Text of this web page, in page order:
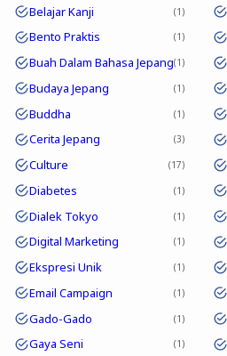
Belajar Kanji 1
Bento Praktis 1
Buah Dalam Bahasa Jepang 1
Budaya Jepang 1
Buddha 1
Cerita Jepang 3
Culture 17
Diabetes 1
Dialek Tokyo 1
Digital Marketing 1
Ekspresi Unik 1
Email Campaign 1
Gado-Gado 1
Gaya Seni 1